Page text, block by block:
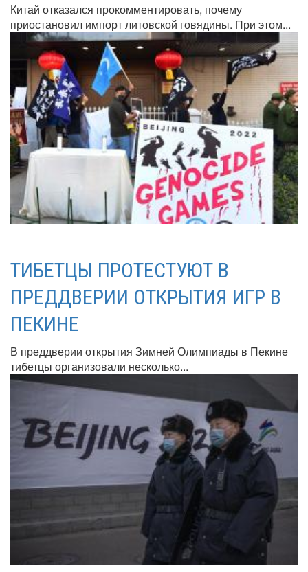
Китай отказался прокомментировать, почему
приостановил импорт литовской говядины. При этом...
ТИБЕТЦЫ ПРОТЕСТУЮТ В
ПРЕДДВЕРИИ ОТКРЫТИЯ ИГР В
ПЕКИНЕ
В преддверии открытия Зимней Олимпиады в Пекине
тибетцы организовали несколько...